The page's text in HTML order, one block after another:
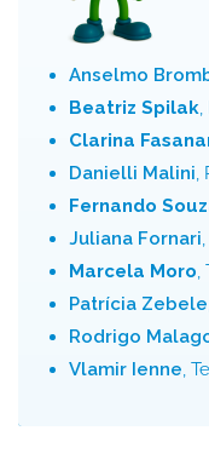
Anselmo
Beatriz Spilak,
Clarina
Danielli Malini,
Fernando
Juliana Fornari
Marcela Moro,
Patrícia Zebele
Rodrigo
Vlamir Ienne,